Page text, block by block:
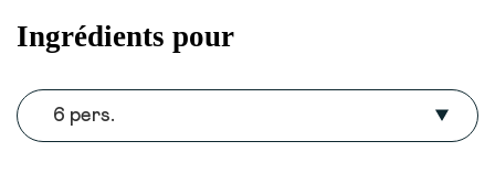
Ingrédients pour
6 pers.